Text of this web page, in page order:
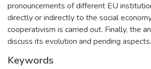
pronouncements of different EU
directly or indirectly to the social
cooperativism is carried out. Finally, the
discuss its evolution and pending aspects.
Keywords